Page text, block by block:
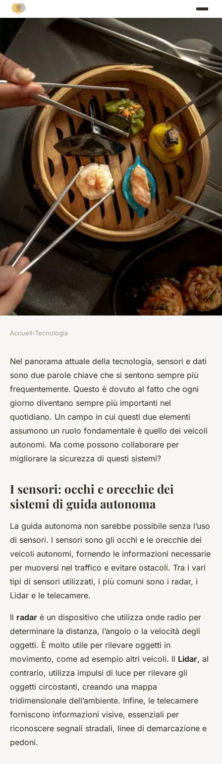
TECNOLOGIA
In che modo la fusione di dati
da più sensori può
incrementare la sicurezza nei
sistemi autonomi di guida?
Charlotte•8 aprile 2024•6 min de lecture
Accueil›Tecnologia
Nel panorama attuale della tecnologia, sensori e dati
sono due parole chiave che si sentono sempre più
frequentemente. Questo è dovuto al fatto che ogni
giorno diventano sempre più importanti nel
quotidiano. Un campo in cui questi due elementi
assumono un ruolo fondamentale è quello dei veicoli
autonomi. Ma come possono collaborare per
migliorare la sicurezza di questi sistemi?
I sensori: occhi e orecchie dei
sistemi di guida autonoma
La guida autonoma non sarebbe possibile senza l’uso
di sensori. I sensori sono gli occhi e le orecchie dei
veicoli autonomi, fornendo le informazioni necessarie
per muoversi nel traffico e evitare ostacoli. Tra i vari
tipi di sensori utilizzati, i più comuni sono i radar, i
Lidar e le telecamere.
Il radar è un dispositivo che utilizza onde radio per
determinare la distanza, l’angolo o la velocità degli
oggetti. È molto utile per rilevare oggetti in
movimento, come ad esempio altri veicoli. Il Lidar, al
contrario, utilizza impulsi di luce per rilevare gli
oggetti circostanti, creando una mappa
tridimensionale dell’ambiente. Infine, le telecamere
forniscono informazioni visive, essenziali per
riconoscere segnali stradali, linee di demarcazione e
pedoni.